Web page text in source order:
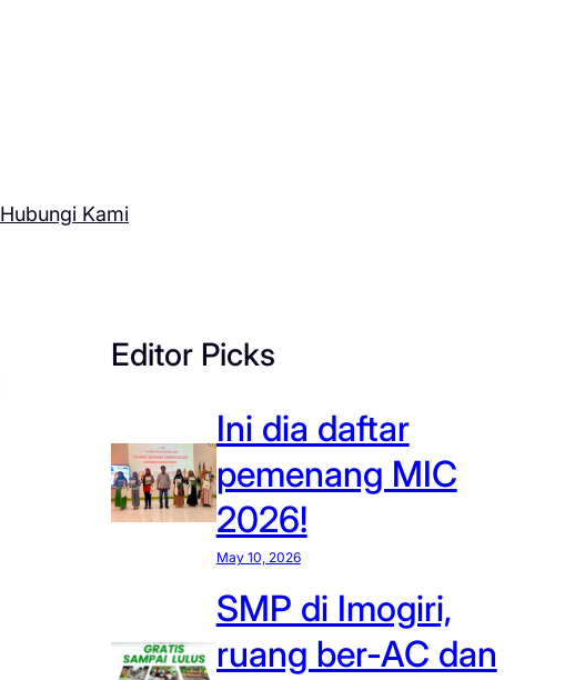
Hubungi Kami
Editor Picks
Ini dia daftar
pemenang MIC
2026!
May 10, 2026
SMP di Imogiri,
ruang ber-AC dan